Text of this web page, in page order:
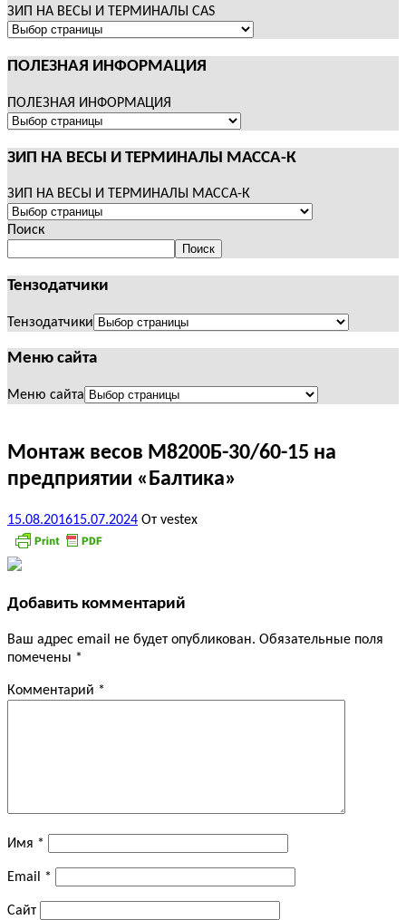
ЗИП НА ВЕСЫ И ТЕРМИНАЛЫ CAS
ПОЛЕЗНАЯ ИНФОРМАЦИЯ
ПОЛЕЗНАЯ ИНФОРМАЦИЯ
ЗИП НА ВЕСЫ И ТЕРМИНАЛЫ МАССА-К
ЗИП НА ВЕСЫ И ТЕРМИНАЛЫ МАССА-К
Поиск
Поиск
Тензодатчики
Тензодатчики
Меню сайта
Меню сайта
Монтаж весов М8200Б-30/60-15 на
предприятии «Балтика»
15.08.201615.07.2024 От vestex
Добавить комментарий
Ваш адрес email не будет опубликован. Обязательные поля
помечены *
Комментарий *
Имя *
Email *
Сайт